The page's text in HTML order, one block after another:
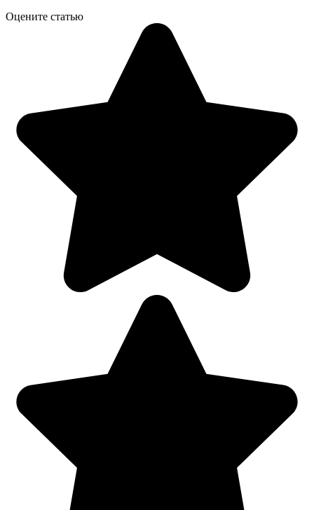
Оцените статью